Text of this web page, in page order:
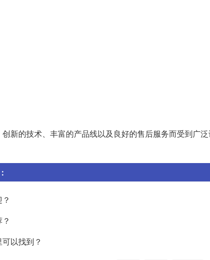
新的技术、丰富的产品线以及良好的售后服务而受到广
以找到？